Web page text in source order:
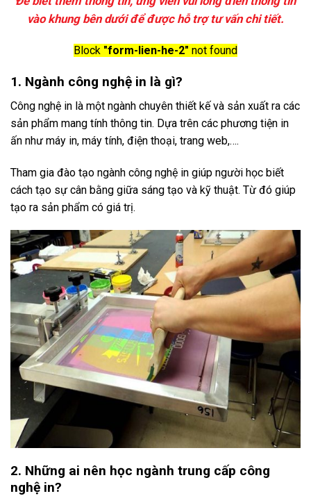
vào khung bên dưới để được hỗ trợ tư vấn chi tiết.
Block "form-lien-he-2" not found
1. Ngành công nghệ in là gì?
Công nghệ in là một ngành chuyên thiết kế và sản xuất ra các
sản phẩm mang tính thông tin. Dựa trên các phương tiện in
ấn như máy in, máy tính, điện thoại, trang web,….
Tham gia đào tạo ngành công nghệ in giúp người học biết
cách tạo sự cân bằng giữa sáng tạo và kỹ thuật. Từ đó giúp
tạo ra sản phẩm có giá trị.
2. Những ai nên học ngành trung cấp công
nghệ in?